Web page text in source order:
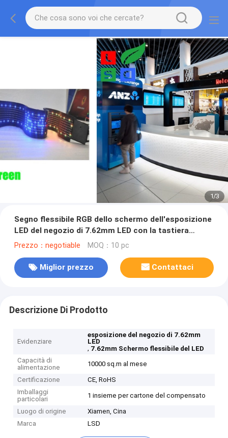
1/3
Segno flessibile RGB dello schermo dell'esposizione
LED del negozio di 7.62mm LED con la tastiera
telecomandata
Prezzo：negotiable MOQ：10 pc
Miglior prezzo Contattaci
Descrizione Di Prodotto
Evidenziare
esposizione del negozio di 7.62mm
LED
, 7.62mm Schermo flessibile del LED
Capacità di
alimentazione
10000 sq.m al mese
Certificazione
CE, RoHS
Imballaggi
particolari
1 insieme per cartone del compensato
Luogo di origine
Xiamen, Cina
Marca
LSD